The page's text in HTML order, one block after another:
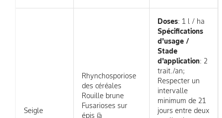
Seigle
Rhynchosporiose
des céréales
Rouille brune
Fusarioses sur
épis (à
Doses: 1 l / ha
Spécifications
d'usage /
Stade
d'application: 2
trait./an;
Respecter un
intervalle
minimum de 21
jours entre deux